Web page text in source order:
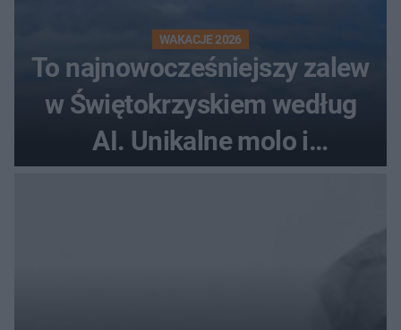
WAKACJE 2026
To najnowocześniejszy zalew
w Świętokrzyskiem według
AI. Unikalne molo i